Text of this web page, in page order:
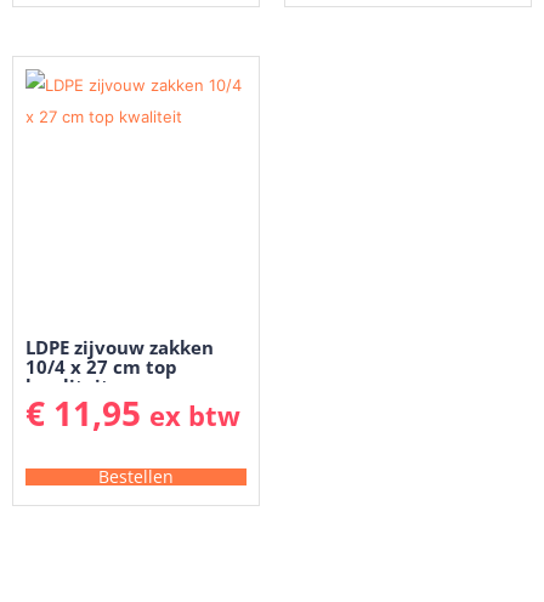
LDPE zijvouw zakken
10/4 x 27 cm top
kwaliteit
€ 11,95 ex btw
Bestellen